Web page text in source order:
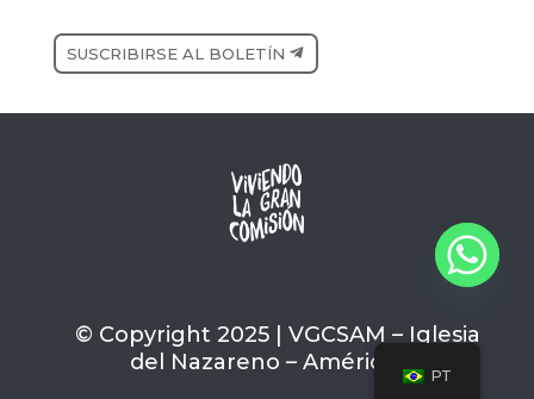
SUSCRIBIRSE AL BOLETÍN
© Copyright 2025 | VGCSAM – Iglesia
del Nazareno – América del Sur
PT